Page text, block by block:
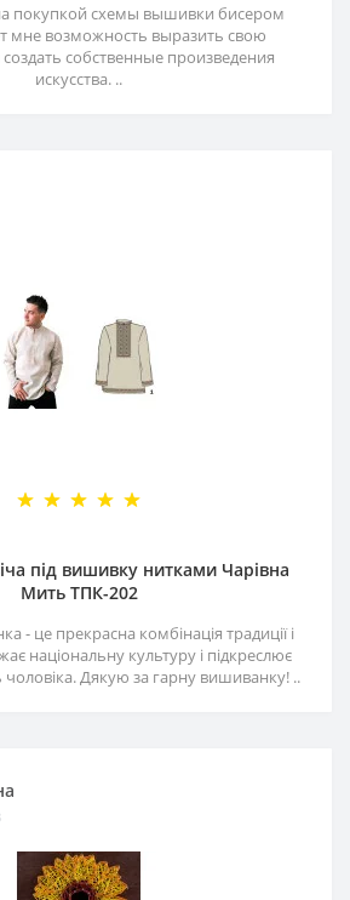
покупкой схемы вышивки бисером
мне возможность выразить свою
собственные произведения
искусства. ..
під вишивку нитками Чарівна
Мить ТПК-202
- це прекрасна комбінація традиції і
національну культуру і підкреслює
чоловіка. Дякую за гарну вишиванку! ..